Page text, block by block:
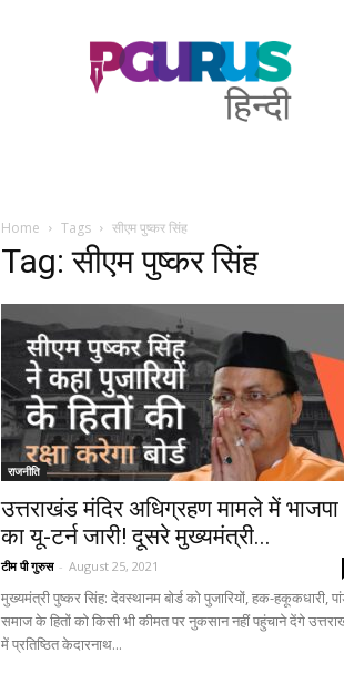
PGurus
Hindi
Home Tags सीएम पुष्कर सिंह
Tag: सीएम पुष्कर सिंह
राजनीति
उत्तराखंड मंदिर अधिग्रहण मामले में भाजपा
का यू-टर्न जारी! दूसरे मुख्यमंत्री...
टीम पी गुरुस - August 25, 2021
मुख्यमंत्री पुष्कर सिंह: देवस्थानम बोर्ड को पुजारियों, हक-हकूकधारी,
समाज के हितों को किसी भी कीमत पर नुकसान नहीं पहुंचाने देंगे
में प्रतिष्ठित केदारनाथ...